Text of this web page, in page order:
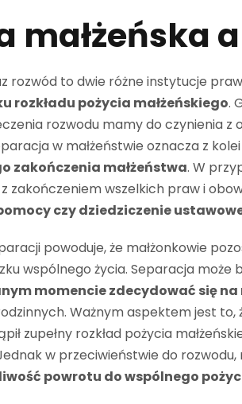
małżeńska
rozwód to dwie różne instytucje
rozkładu pożycia małżeńskiego.
rozwodu mamy do czynienia
w małżeństwie oznacza z kolei
zakończenia małżeństwa. W
zakończeniem wszelkich praw i
czy dziedziczenie
powoduje, że małżonkowie
wspólnego życia. Separacja
momencie zdecydować się na
Ważnym aspektem jest to,
zupełny rozkład pożycia
w przeciwieństwie do rozwodu,
powrotu do wspólnego